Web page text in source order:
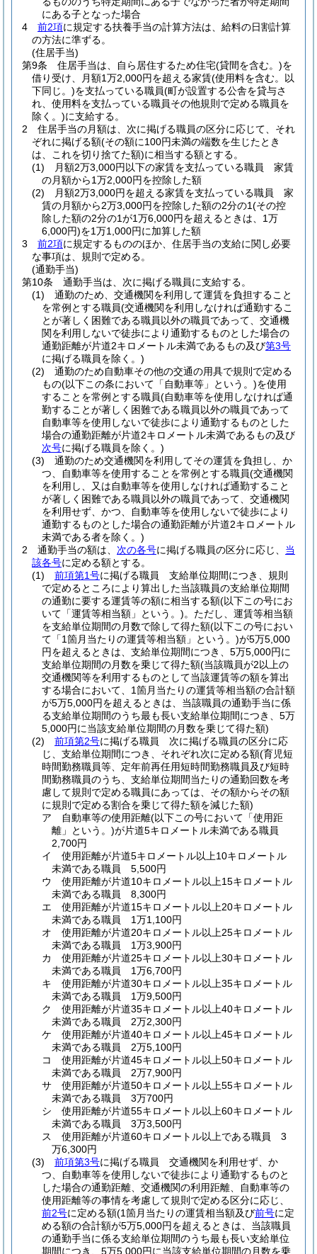
にある子となった場合
4
前2項に規定する扶養手当の計算方法は、給料の日割計算
の方法に準ずる。
(住居手当)
第9条
住居手当は、自ら居住するため住宅(貸間を含む。)を
借り受け、月額1万2,000円を超える家賃(使用料を含む。以
下同じ。)を支払っている職員(町が設置する公舎を貸与さ
れ、使用料を支払っている職員その他規則で定める職員を
除く。)に支給する。
2
住居手当の月額は、次に掲げる職員の区分に応じて、それ
ぞれに掲げる額(その額に100円未満の端数を生じたとき
は、これを切り捨てた額)に相当する額とする。
(1)
月額2万3,000円以下の家賃を支払っている職員 家賃
の月額から1万2,000円を控除した額
(2)
月額2万3,000円を超える家賃を支払っている職員 家
賃の月額から2万3,000円を控除した額の2分の1(その控
除した額の2分の1が1万6,000円を超えるときは、1万
6,000円)を1万1,000円に加算した額
3
前2項に規定するもののほか、住居手当の支給に関し必要
な事項は、規則で定める。
(通勤手当)
第10条
通勤手当は、次に掲げる職員に支給する。
(1)
通勤のため、交通機関を利用して運賃を負担すること
を常例とする職員(交通機関を利用しなければ通勤するこ
とが著しく困難である職員以外の職員であって、交通機
関を利用しないで徒歩により通勤するものとした場合の
通勤距離が片道2キロメートル未満であるもの及び第3号
に掲げる職員を除く。)
(2)
通勤のため自動車その他の交通の用具で規則で定める
もの(以下この条において「自動車等」という。)を使用
することを常例とする職員(自動車等を使用しなければ通
勤することが著しく困難である職員以外の職員であって
自動車等を使用しないで徒歩により通勤するものとした
場合の通勤距離が片道2キロメートル未満であるもの及び
次号に掲げる職員を除く。)
(3)
通勤のため交通機関を利用してその運賃を負担し、か
つ、自動車等を使用することを常例とする職員(交通機関
を利用し、又は自動車等を使用しなければ通勤すること
が著しく困難である職員以外の職員であって、交通機関
を利用せず、かつ、自動車等を使用しないで徒歩により
通勤するものとした場合の通勤距離が片道2キロメートル
未満である者を除く。)
2
通勤手当の額は、 次の各号に掲げる職員の区分に応じ、 当
該各号に定める額とする。
(1)
前項第1号に掲げる職員 支給単位期間につき、規則
で定めるところにより算出した当該職員の支給単位期間
の通勤に要する運賃等の額に相当する額(以下この号にお
いて「運賃等相当額」という。)。 ただし、運賃等相当額
を支給単位期間の月数で除して得た額(以下この号におい
て「1箇月当たりの運賃等相当額」という。)が5万5,000
円を超えるときは、支給単位期間につき、5万5,000円に
支給単位期間の月数を乗じて得た額(当該職員が2以上の
交通機関等を利用するものとして当該運賃等の額を算出
する場合において、1箇月当たりの運賃等相当額の合計額
が5万5,000円を超えるときは、当該職員の通勤手当に係
る支給単位期間のうち最も長い支給単位期間につき、5万
5,000円に当該支給単位期間の月数を乗じて得た額)
(2)
前項第2号に掲げる職員 次に掲げる職員の区分に応
じ、支給単位期間につき、それぞれ次に定める額(育児短
時間勤務職員等、定年前再任用短時間勤務職員及び短時
間勤務職員のうち、支給単位期間当たりの通勤回数を考
慮して規則で定める職員にあっては、その額からその額
に規則で定める割合を乗じて得た額を減じた額)
ア
自動車等の使用距離(以下この号において「使用距
離」という。)が片道5キロメートル未満である職員
2,700円
イ
使用距離が片道5キロメートル以上10キロメートル
未満である職員 5,500円
ウ
使用距離が片道10キロメートル以上15キロメートル
未満である職員 8,300円
エ
使用距離が片道15キロメートル以上20キロメートル
未満である職員 1万1,100円
オ
使用距離が片道20キロメートル以上25キロメートル
未満である職員 1万3,900円
カ
使用距離が片道25キロメートル以上30キロメートル
未満である職員 1万6,700円
キ
使用距離が片道30キロメートル以上35キロメートル
未満である職員 1万9,500円
ク
使用距離が片道35キロメートル以上40キロメートル
未満である職員 2万2,300円
ケ
使用距離が片道40キロメートル以上45キロメートル
未満である職員 2万5,100円
コ
使用距離が片道45キロメートル以上50キロメートル
未満である職員 2万7,900円
サ
使用距離が片道50キロメートル以上55キロメートル
未満である職員 3万700円
シ
使用距離が片道55キロメートル以上60キロメートル
未満である職員 3万3,500円
ス
使用距離が片道60キロメートル以上である職員 3
万6,300円
(3)
前項第3号に掲げる職員 交通機関を利用せず、か
つ、自動車等を使用しないで徒歩により通勤するものと
した場合の通勤距離、交通機関の利用距離、自動車等の
使用距離等の事情を考慮して規則で定める区分に応じ、
前2号に定める額(1箇月当たりの運賃相当額及び前号に定
める額の合計額が5万5,000円を超えるときは、当該職員
の通勤手当に係る支給単位期間のうち最も長い支給単位
期間につき、5万5,000円に当該支給単位期間の月数を乗